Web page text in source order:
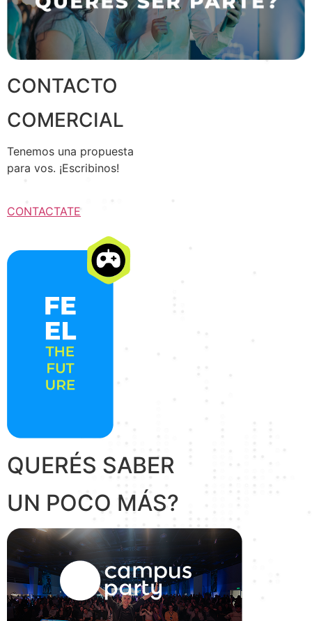
CONTACTO
COMERCIAL
Tenemos una propuesta
para vos. ¡Escribinos!
CONTACTATE
QUERÉS SABER
UN POCO MÁS?